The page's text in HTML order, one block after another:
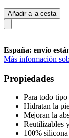
Añadir a la cesta
España: envío
Más información
Propiedades
Para todo tipo
Hidratan la
Mejoran la
Reutilizables
100%